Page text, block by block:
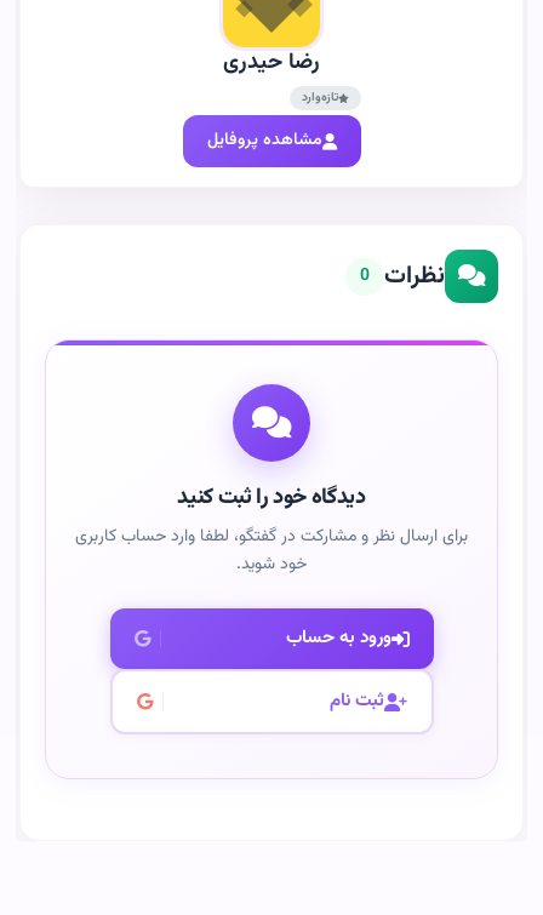
رضا حیدری
تازه‌وارد
مشاهده پروفایل
نظرات 0
دیدگاه خود را ثبت کنید
برای ارسال نظر و مشارکت در گفتگو، لطفا وارد حساب کاربری
خود شوید.
ورود به حساب
ثبت نام